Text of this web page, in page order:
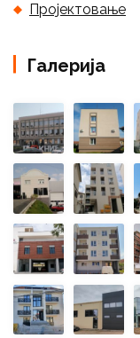
Пројектовање
Галерија